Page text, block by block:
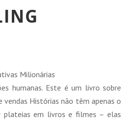
€.
Milionárias
humanas. Este é um livro sobre
vendas Histórias não têm apenas o
plateias em livros e filmes – elas